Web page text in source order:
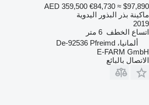
AED 359,500 €84,730 ≈ $97,890
ماكينة بذر البذور اليدوية
2019
اتساع الخطف 6 متر
ألمانيا، De-92536 Pfreimd
E-FARM GmbH
الاتصال بالبائع